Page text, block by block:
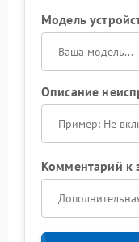
Модель
Описание
Комментарий к